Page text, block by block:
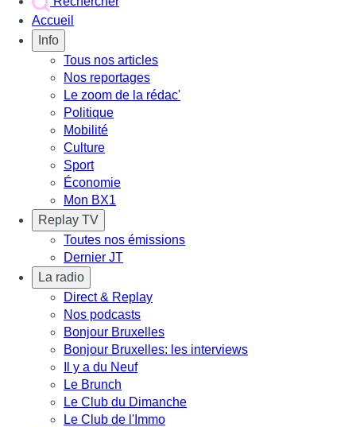
Accueil
Info
Tous nos articles
Nos reportages
Le zoom de la rédac'
Politique
Mobilité
Culture
Sport
Économie
Mon BX1
Replay TV
Toutes nos émissions
Dernier JT
La radio
Direct & Replay
Nos podcasts
Bonjour Bruxelles
Bonjour Bruxelles: les interviews
Il y a du Neuf
Le Brunch
Le Club du Dimanche
Le Club de l'Immo